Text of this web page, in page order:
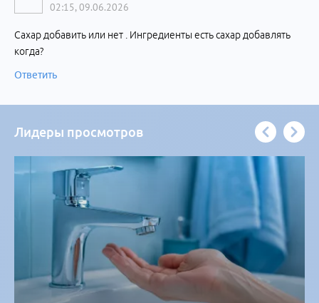
02:15, 09.06.2026
Сахар добавить или нет . Ингредиенты есть сахар добавлять
когда?
Ответить
Лидеры просмотров